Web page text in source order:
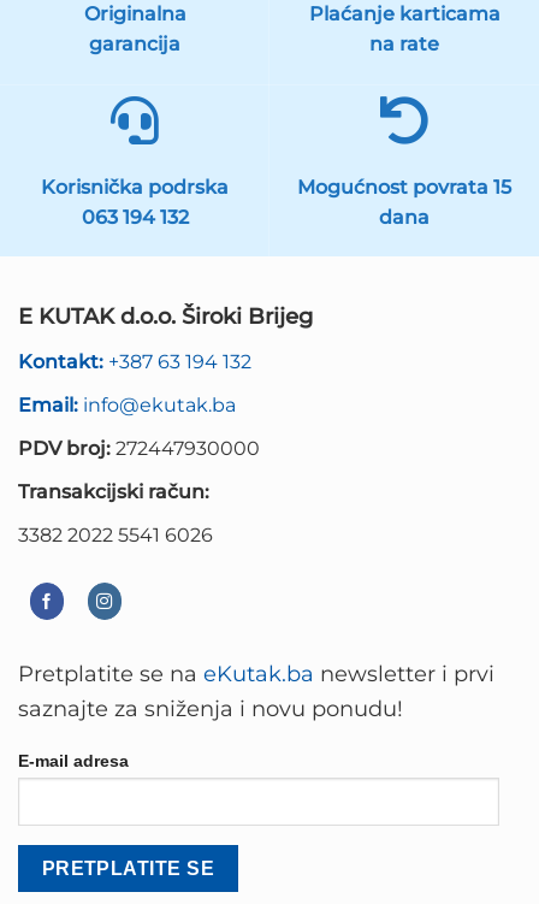
Originalna
garancija
Plaćanje karticama
na rate
Korisnička podrska
063 194 132
Mogućnost povrata 15
dana
E KUTAK d.o.o. Široki Brijeg
Kontakt: +387 63 194 132
Email: info@ekutak.ba
PDV broj: 272447930000
Transakcijski račun:
3382 2022 5541 6026
Pretplatite se na eKutak.ba newsletter i prvi
saznajte za sniženja i novu ponudu!
E-mail adresa